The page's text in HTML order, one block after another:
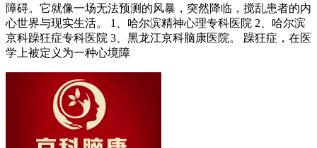
障碍。它就像一场无法预测的风暴，突然降临，搅乱患者的内
心世界与现实生活。 1、哈尔滨精神心理专科医院 2、哈尔滨
京科躁狂症专科医院 3、黑龙江京科脑康医院。 躁狂症，在医
学上被定义为一种心境障